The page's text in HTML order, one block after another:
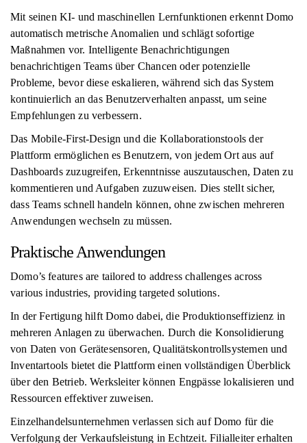
Mit seinen KI- und maschinellen Lernfunktionen erkennt Domo
automatisch metrische Anomalien und schlägt sofortige
Maßnahmen vor. Intelligente Benachrichtigungen
benachrichtigen Teams über Chancen oder potenzielle
Probleme, bevor diese eskalieren, während sich das System
kontinuierlich an das Benutzerverhalten anpasst, um seine
Empfehlungen zu verbessern.
Das Mobile-First-Design und die Kollaborationstools der
Plattform ermöglichen es Benutzern, von jedem Ort aus auf
Dashboards zuzugreifen, Erkenntnisse auszutauschen, Daten zu
kommentieren und Aufgaben zuzuweisen. Dies stellt sicher,
dass Teams schnell handeln können, ohne zwischen mehreren
Anwendungen wechseln zu müssen.
Praktische Anwendungen
Domo’s features are tailored to address challenges across
various industries, providing targeted solutions.
In der Fertigung hilft Domo dabei, die Produktionseffizienz in
mehreren Anlagen zu überwachen. Durch die Konsolidierung
von Daten von Gerätesensoren, Qualitätskontrollsystemen und
Inventartools bietet die Plattform einen vollständigen Überblick
über den Betrieb. Werksleiter können Engpässe lokalisieren und
Ressourcen effektiver zuweisen.
Einzelhandelsunternehmen verlassen sich auf Domo für die
Verfolgung der Verkaufsleistung in Echtzeit. Filialleiter erhalten